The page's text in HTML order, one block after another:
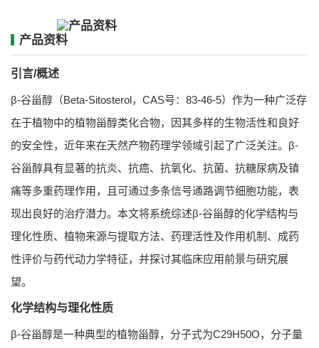
产品资料
引言/概述
β-谷甾醇（Beta-Sitosterol，CAS号：83-46-5）作为一种广泛存
在于植物中的植物甾醇类化合物，因其多样的生物活性和良好
的安全性，近年来在天然产物药理学领域引起了广泛关注。β-
谷甾醇具有显著的抗炎、抗癌、抗氧化、抗菌、抗糖尿病及镇
痛等多重药理作用，且可通过多条信号通路调节细胞功能，表
现出良好的治疗潜力。本文将系统综述β-谷甾醇的化学结构与
理化性质、植物来源与提取方法、药理活性及作用机制、成药
性评价与药代动力学特征，并探讨其临床应用前景与研究展
望。
化学结构与理化性质
β-谷甾醇是一种典型的植物甾醇，分子式为C29H50O，分子量